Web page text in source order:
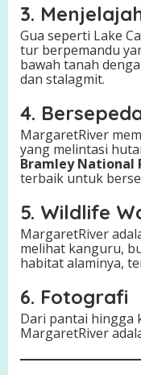
3.
Gua seperti Lake
tur berpemandu
bawah tanah
dan stalagmit.
4.
MargaretRiver
yang melintasi
Bramley National
terbaik untuk
5. Wildlife
MargaretRiver
melihat kanguru,
habitat alaminya,
6. Fotografi
Dari pantai hingga
MargaretRiver